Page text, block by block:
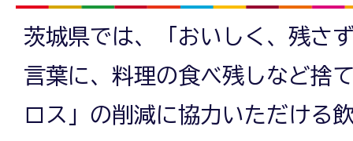
茨城県では、「おいしく、残さ
言葉に、料理の食べ残しなど捨
ロス」の削減に協力いただける